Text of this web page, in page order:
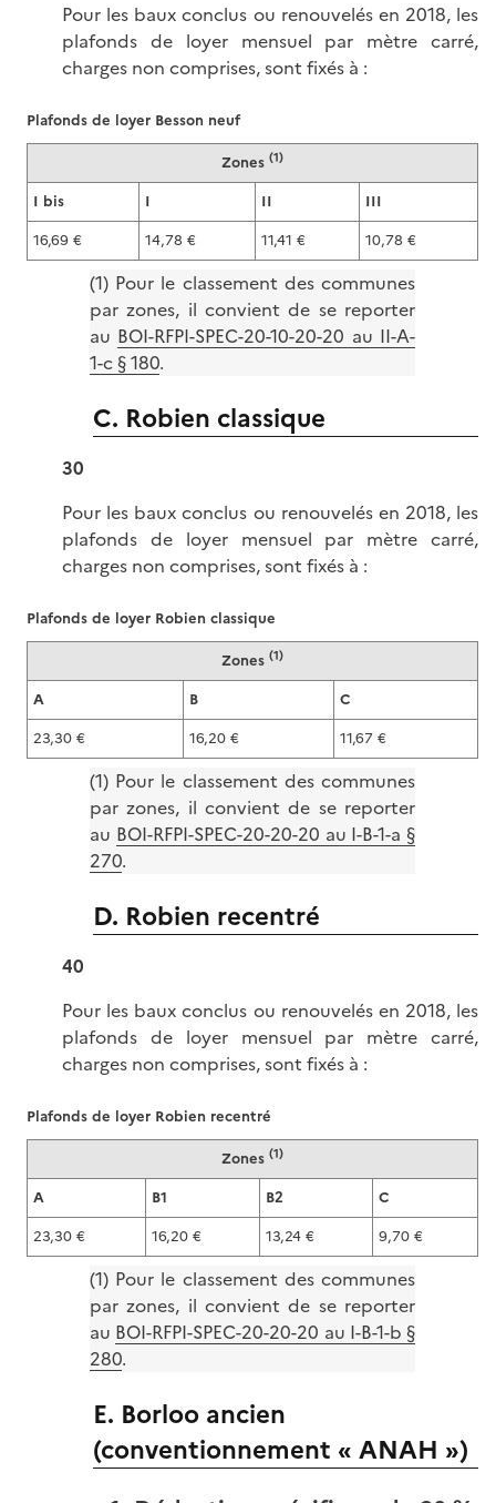
Pour les baux conclus ou renouvelés en 2018, les
plafonds de loyer mensuel par mètre carré,
charges non comprises, sont fixés à :
Zones (1)
I bis I II
III
16,69 €
14,78 € 11,41 € 10,78 €
Plafonds de loyer Besson neuf
(1) Pour le classement des communes
par zones, il convient de se reporter
au BOI-RFPI-SPEC-20-10-20-20 au II-A-
1-c § 180.
C. Robien classique
30
Pour les baux conclus ou renouvelés en 2018, les
plafonds de loyer mensuel par mètre carré,
charges non comprises, sont fixés à :
Zones (1)
A B
C
23,30 €
16,20 € 11,67 €
Plafonds de loyer Robien classique
(1) Pour le classement des communes
par zones, il convient de se reporter
au BOI-RFPI-SPEC-20-20-20 au I-B-1-a §
270.
D. Robien recentré
40
Pour les baux conclus ou renouvelés en 2018, les
plafonds de loyer mensuel par mètre carré,
charges non comprises, sont fixés à :
Zones (1)
A B1 B2
C
23,30 €
16,20 € 13,24 € 9,70 €
Plafonds de loyer Robien recentré
(1) Pour le classement des communes
par zones, il convient de se reporter
au BOI-RFPI-SPEC-20-20-20 au I-B-1-b §
280.
E. Borloo ancien
(conventionnement « ANAH »)